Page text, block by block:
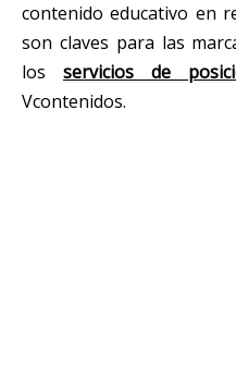
contenido educativo en
son claves para las
los servicios de
Vcontenidos.